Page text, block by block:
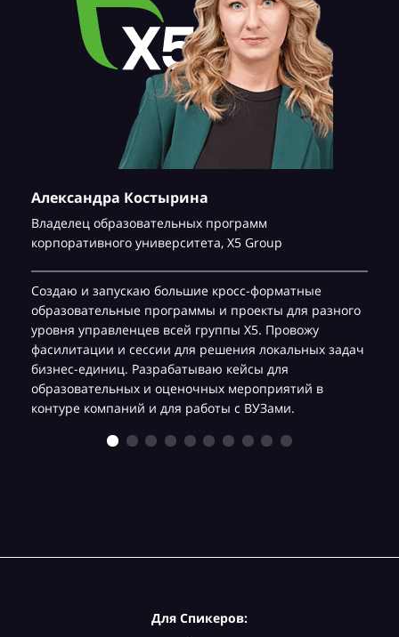
Александра Костырина
Владелец образовательных программ
корпоративного университета, Х5 Group
Создаю и запускаю большие кросс-форматные
образовательные программы и проекты для разного
уровня управленцев всей группы Х5. Провожу
фасилитации и сессии для решения локальных задач
бизнес-единиц. Разрабатываю кейсы для
образовательных и оценочных мероприятий в
контуре компаний и для работы с ВУЗами.
Для Спикеров: